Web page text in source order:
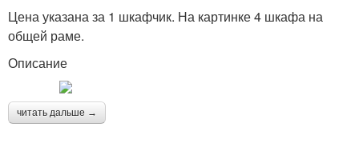
Цена указана за 1 шкафчик. На картинке 4 шкафа на
общей раме.
Описание
читать дальше →